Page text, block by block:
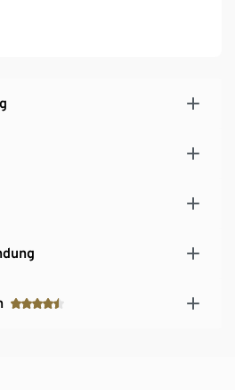
zertifiziert durch CU